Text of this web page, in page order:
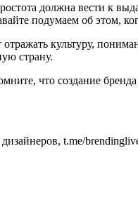
должна вести к
подумаем об этом,
культуру,
страну.
что создание
t.me/